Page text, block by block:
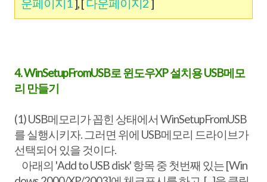
4. WinSetupFromUSB로 윈도우XP 설치용 USB메모
리 만들기
(1) USB메모리가 꼽힌 상태에서 WinSetupFromUSB
를 실행시키자. 그러면 위에 USB메모리 드라이브가
선택되어 있을 것이다.
아래의 'Add to USB disk' 항목 중 첫번째 있는 [Win